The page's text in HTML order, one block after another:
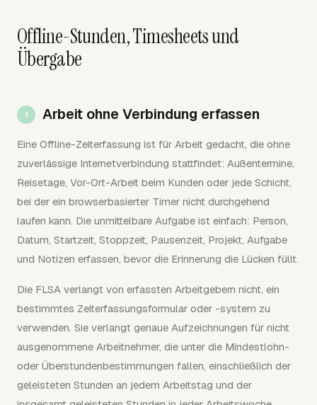
Offline-Stunden, Timesheets und
Übergabe
Arbeit ohne Verbindung erfassen
Eine Offline-Zeiterfassung ist für Arbeit gedacht, die ohne
zuverlässige Internetverbindung stattfindet: Außentermine,
Reisetage, Vor-Ort-Arbeit beim Kunden oder jede Schicht,
bei der ein browserbasierter Timer nicht durchgehend
laufen kann. Die unmittelbare Aufgabe ist einfach: Person,
Datum, Startzeit, Stoppzeit, Pausenzeit, Projekt, Aufgabe
und Notizen erfassen, bevor die Erinnerung die Lücken füllt.
Die FLSA verlangt von erfassten Arbeitgebern nicht, ein
bestimmtes Zeiterfassungsformular oder -system zu
verwenden. Sie verlangt genaue Aufzeichnungen für nicht
ausgenommene Arbeitnehmer, die unter die Mindestlohn-
oder Überstundenbestimmungen fallen, einschließlich der
geleisteten Stunden an jedem Arbeitstag und der